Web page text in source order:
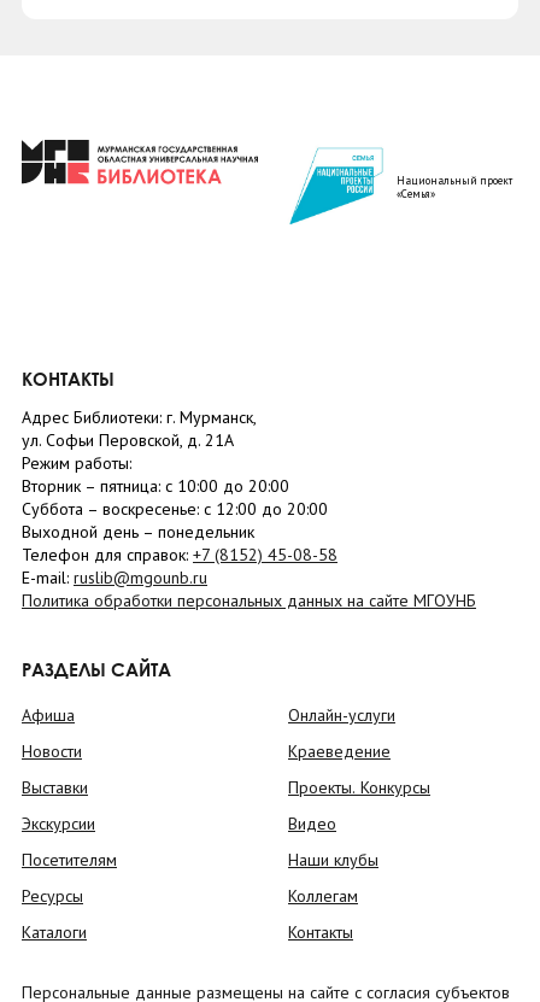
Национальный проект
«Семья»
КОНТАКТЫ
Адрес Библиотеки: г. Мурманск,
ул. Софьи Перовской, д. 21А
Режим работы:
Вторник – пятница: с 10:00 до 20:00
Суббота – воскресенье: c 12:00 до 20:00
Выходной день – понедельник
Телефон для справок: +7 (8152) 45-08-58
E-mail: ruslib@mgounb.ru
Политика обработки персональных данных на сайте МГОУНБ
РАЗДЕЛЫ САЙТА
Афиша
Новости
Выставки
Экскурсии
Посетителям
Ресурсы
Каталоги
Онлайн-услуги
Краеведение
Проекты. Конкурсы
Видео
Наши клубы
Коллегам
Контакты
Персональные данные размещены на сайте с согласия субъектов